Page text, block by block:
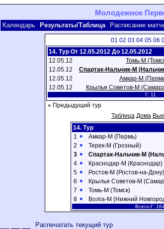
Молодежное
Календарь Результаты/Таблица Расписание
01 02 03 04 05 06
14. Тур От 12.05.2012 До 12.05.2012
12.05.12
Томь-М
12.05.12
Спартак-Нальчик-М
12.05.12
Амкар-М
12.05.12
Крылья Советов-М
Г: 11
« Предыдущий тур
Таблица Дома
14. Тур
1
Амкар-М (Пермь)
2
Терек-М (Грозный)
3
Спартак-Нальчик-М
4
Краснодар-М (Краснодар)
5
Ростов-М (Ростов-на-Дону)
6
Крылья Советов-М
7
Томь-М (Томск)
8
Волга-М (Нижний
Всего-Г:
Распечатать текущий тур